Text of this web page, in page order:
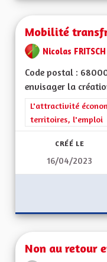
Mobilité
Nicolas FRITSCH
Code postal :
envisager la
Filtrer les résultats
L'attractivité
territoires, l'emploi
CRÉÉ LE
16/04/2023
Non au retour